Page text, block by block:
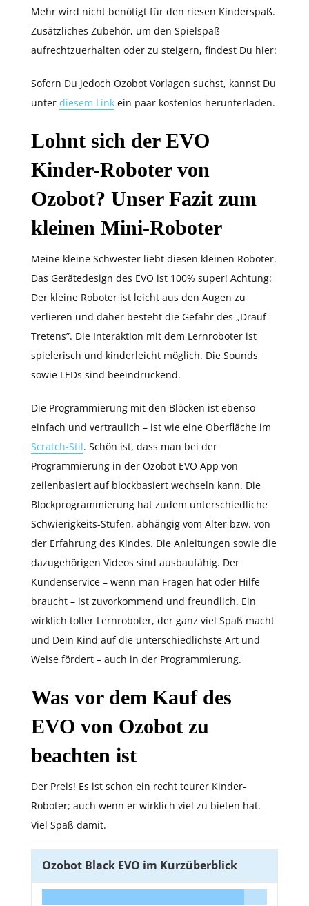
Mehr wird nicht benötigt für den riesen Kinderspaß.
Zusätzliches Zubehör, um den Spielspaß
aufrechtzuerhalten oder zu steigern, findest Du hier:
Sofern Du jedoch Ozobot Vorlagen suchst, kannst Du
unter diesem Link ein paar kostenlos herunterladen.
Lohnt sich der EVO
Kinder-Roboter von
Ozobot? Unser Fazit zum
kleinen Mini-Roboter
Meine kleine Schwester liebt diesen kleinen Roboter.
Das Gerätedesign des EVO ist 100% super! Achtung:
Der kleine Roboter ist leicht aus den Augen zu
verlieren und daher besteht die Gefahr des „Drauf-
Tretens”. Die Interaktion mit dem Lernroboter ist
spielerisch und kinderleicht möglich. Die Sounds
sowie LEDs sind beeindruckend.
Die Programmierung mit den Blöcken ist ebenso
einfach und vertraulich – ist wie eine Oberfläche im
Scratch-Stil. Schön ist, dass man bei der
Programmierung in der Ozobot EVO App von
zeilenbasiert auf blockbasiert wechseln kann. Die
Blockprogrammierung hat zudem unterschiedliche
Schwierigkeits-Stufen, abhängig vom Alter bzw. von
der Erfahrung des Kindes. Die Anleitungen sowie die
dazugehörigen Videos sind ausbaufähig. Der
Kundenservice – wenn man Fragen hat oder Hilfe
braucht – ist zuvorkommend und freundlich. Ein
wirklich toller Lernroboter, der ganz viel Spaß macht
und Dein Kind auf die unterschiedlichste Art und
Weise fördert – auch in der Programmierung.
Was vor dem Kauf des
EVO von Ozobot zu
beachten ist
Der Preis! Es ist schon ein recht teurer Kinder-
Roboter; auch wenn er wirklich viel zu bieten hat.
Viel Spaß damit.
Ozobot Black EVO im Kurzüberblick